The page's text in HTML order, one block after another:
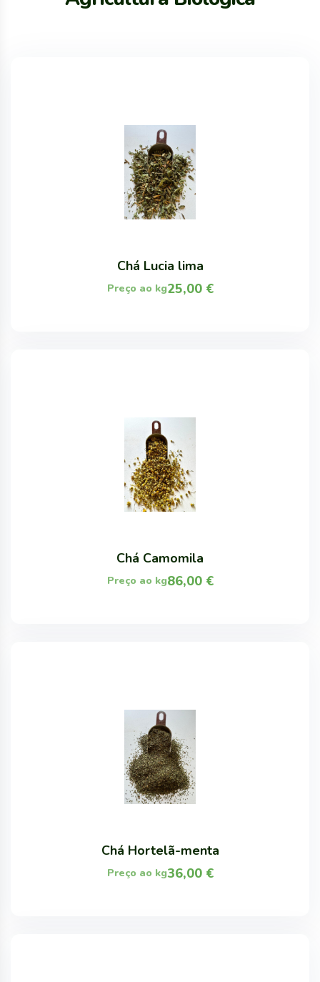
Chá Lucia lima
25,00 €
Preço ao kg
Chá Camomila
86,00 €
Preço ao kg
Chá Hortelã-menta
36,00 €
Preço ao kg